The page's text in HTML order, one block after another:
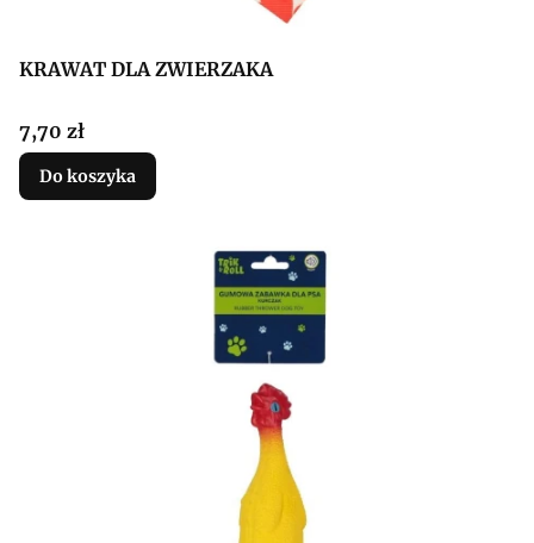
KRAWAT DLA ZWIERZAKA
Cena
7,70 zł
Do koszyka